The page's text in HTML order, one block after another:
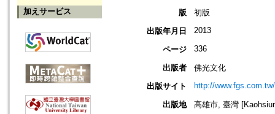
加えサービス
版
初版
出版年月日
2013
ページ 336
出版者
佛光文化
出版サイト
http://
出版地
高雄市, 臺灣